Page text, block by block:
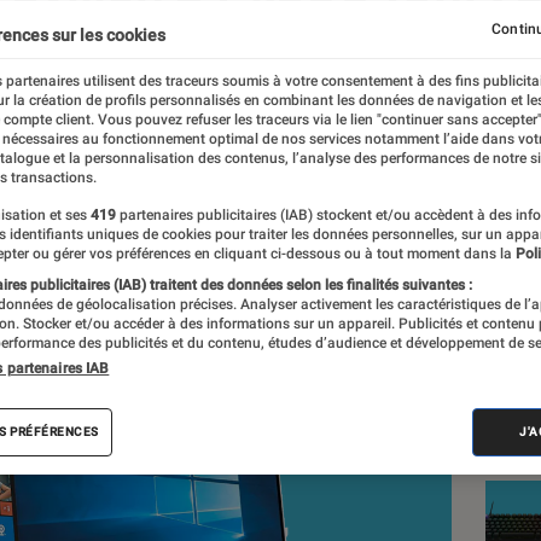
réalisés en toute indépendance du commerce ou des fabricants
et aux équipements de mesures les plus précis. Pour en
comparateur
VOIR
sur les cookies
partenaires utilisent des traceurs soumis à votre consentement à des fins
la création de profils personnalisés en combinant les données de navigation et
compte client. Vous pouvez refuser les traceurs via le lien "continuer sans
au fonctionnement optimal de nos services notamment l’aide dans
et la personnalisation des contenus, l’analyse des performances de notre
transactions.
et ses 419 partenaires publicitaires (IAB) stockent et/ou accèdent à des
identifiants uniques de cookies pour traiter les données personnelles, sur un
ou gérer vos préférences en cliquant ci-dessous ou à tout moment dans la
publicitaires (IAB) traitent des données selon les finalités suivantes :
de géolocalisation précises. Analyser activement les caractéristiques de
Stocker et/ou accéder à des informations sur un appareil. Publicités et contenu
des publicités et du contenu, études d’audience et développement de
partenaires IAB
PRÉFÉRENCES